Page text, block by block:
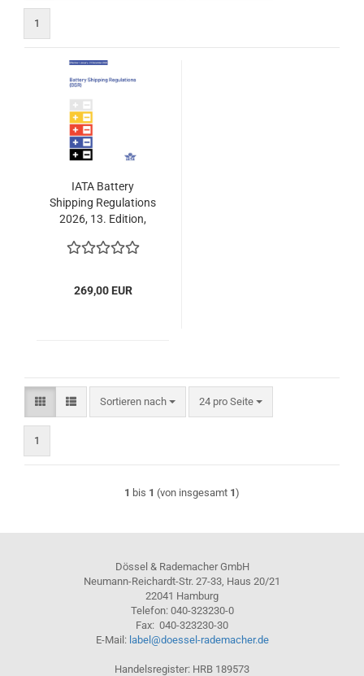
1
IATA Battery
Shipping Regulations
2026, 13. Edition,
269,00 EUR
Sortieren nach
Sortieren nach 24 pro Seite
pro Seite
1
1 bis 1 (von insgesamt 1)
Dössel & Rademacher GmbH
Neumann-Reichardt-Str. 27-33, Haus 20/21
22041 Hamburg
Telefon: 040-323230-0
Fax: 040-323230-30
E-Mail: label@doessel-rademacher.de
Handelsregister: HRB 189573